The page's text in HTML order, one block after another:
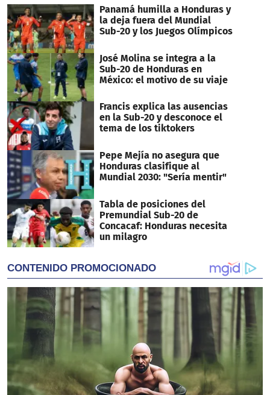
32
seconds
Panamá humilla a Honduras y
la deja fuera del Mundial
Sub-20 y los Juegos Olímpicos
José Molina se integra a la
Sub-20 de Honduras en
México: el motivo de su viaje
Francis explica las ausencias
en la Sub-20 y desconoce el
tema de los tiktokers
Pepe Mejía no asegura que
Honduras clasifique al
Mundial 2030: "Sería mentir"
Tabla de posiciones del
Premundial Sub-20 de
Concacaf: Honduras necesita
un milagro